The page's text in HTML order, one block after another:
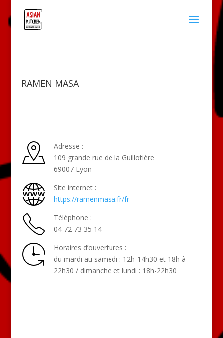
RAMEN MASA
Adresse :
109 grande rue de la Guillotière
69007 Lyon
Site internet :
https://ramenmasa.fr/fr
Téléphone :
04 72 73 35 14
Horaires d’ouvertures :
du mardi au samedi : 12h-14h30 et 18h à
22h30 / dimanche et lundi : 18h-22h30